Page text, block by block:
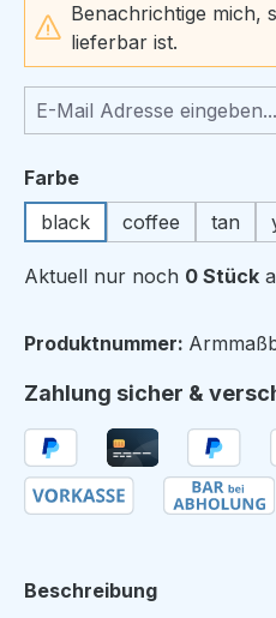
Benachrichtige mich,
lieferbar ist.
Farbeauswählen
black
coffee tan
Aktuell nur noch 0 Stück
Produktnummer:
Zahlung sicher &
Beschreibung